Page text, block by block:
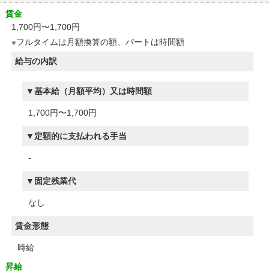
賃金
1,700円〜1,700円
※フルタイムは月額換算の額、パートは時間額
給与の内訳
基本給（月額平均）又は時間額
1,700円〜1,700円
定額的に支払われる手当
-
固定残業代
なし
賃金形態
時給
昇給